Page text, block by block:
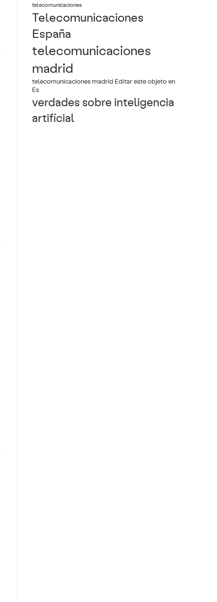
telecomunicaciones
Telecomunicaciones
España
telecomunicaciones
madrid
telecomunicaciones madrid Editar este objeto en
Es
verdades sobre inteligencia
artificial